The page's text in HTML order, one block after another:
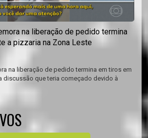
na liberação de pedido termina
a pizzaria na Zona Leste
na liberação de pedido termina em tiros em
discussão que teria começado devido à